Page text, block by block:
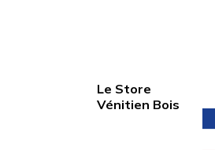
Le Store
Vénitien Bois